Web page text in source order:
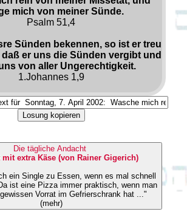
mich von meiner Sünde.
Psalm 51,4
Sünden bekennen, so ist er treu
er uns die Sünden vergibt und
von aller Ungerechtigkeit.
1.Johannes 1,9
Losung kopieren
Die tägliche Andacht
mit extra Käse (von Rainer Gigerich)
ein Single zu Essen, wenn es mal schnell
Vorrat im Gefrierschrank hat ..."
(mehr)